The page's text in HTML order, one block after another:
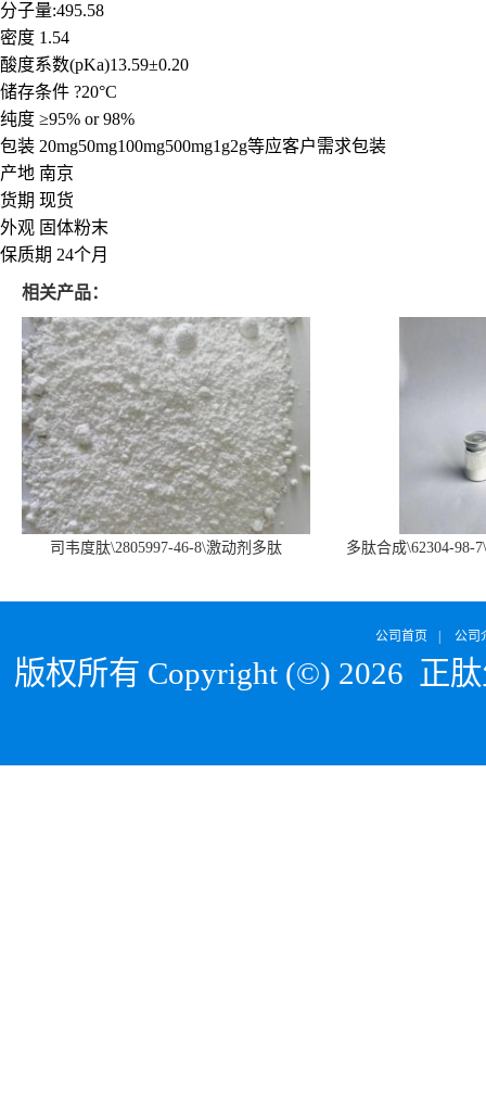
分子量:495.58
密度 1.54
酸度系数(pKa)13.59±0.20
储存条件 ?20°C
纯度 ≥95% or 98%
包装 20mg50mg100mg500mg1g2g等应客户需求包装
产地 南京
货期 现货
外观 固体粉末
保质期 24个月
相关产品：
司韦度肽\2805997-46-8\激动剂多肽
多肽合成\62304-98-
公司首页 公司
版权所有 Copyright (©) 2026 正